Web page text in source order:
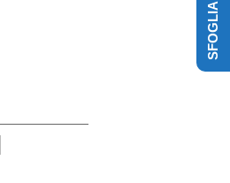
SFOGLIA